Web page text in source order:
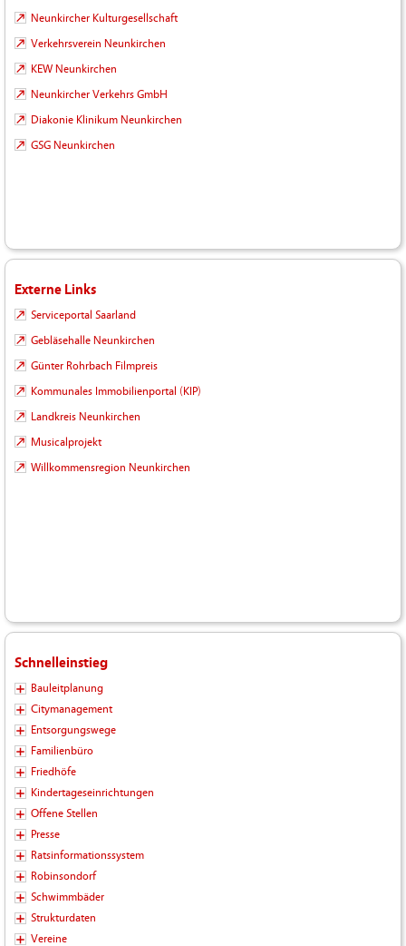
Neunkircher Kulturgesellschaft
Verkehrsverein Neunkirchen
KEW Neunkirchen
Neunkircher Verkehrs GmbH
Diakonie Klinikum Neunkirchen
GSG Neunkirchen
Externe Links
Serviceportal Saarland
Gebläsehalle Neunkirchen
Günter Rohrbach Filmpreis
Kommunales Immobilienportal (KIP)
Landkreis Neunkirchen
Musicalprojekt
Willkommensregion Neunkirchen
Schnelleinstieg
Bauleitplanung
Citymanagement
Entsorgungswege
Familienbüro
Friedhöfe
Kindertageseinrichtungen
Offene Stellen
Presse
Ratsinformationssystem
Robinsondorf
Schwimmbäder
Strukturdaten
Vereine